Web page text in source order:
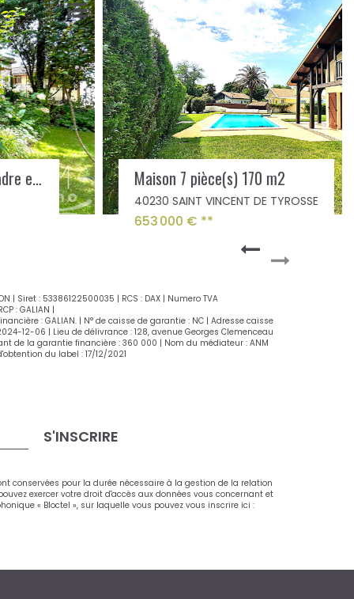
Maison 7 pièce(s) 170 m2
40230 SAINT VINCENT DE TYROSSE
**
| Siret : 53386122500035 | RCS : DAX | Numero TVA
: GALIAN |
: GALIAN. | N° de caisse de garantie : NC | Adresse caisse
12-06 | Lieu de délivrance : 128, avenue Georges Clemenceau
de la garantie financière : 360 000 | Nom du médiateur : ANM
du label : 17/12/2021
S'INSCRIRE
conservées pour la durée nécessaire à la gestion de la relation
exercer votre droit d'accès aux données vous concernant et
« Bloctel », sur laquelle vous pouvez vous inscrire ici :